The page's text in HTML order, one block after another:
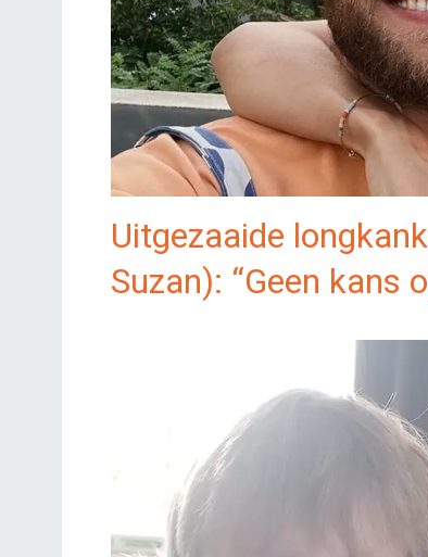
Uitgezaaide
Suzan): “Geen kans